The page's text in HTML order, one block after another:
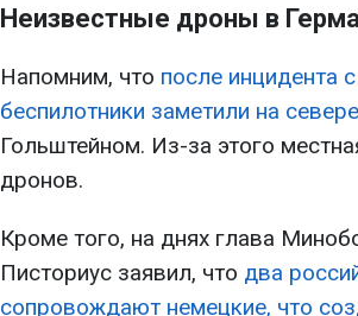
Неизвестные дроны в
Напомним, что после инцидента
беспилотники заметили на
Гольштейном. Из-за этого
дронов.
Кроме того, на днях глава
Писториус заявил, что два
сопровождают немецкие, что